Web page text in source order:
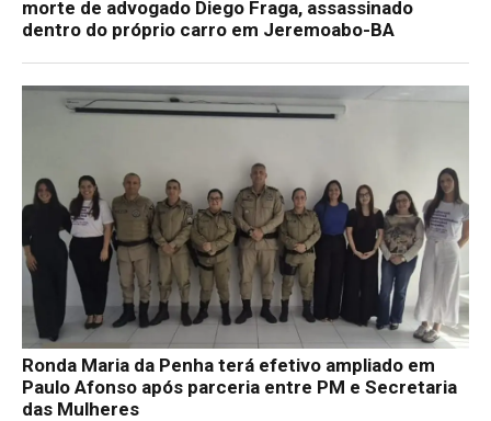
morte de advogado Diego Fraga, assassinado
dentro do próprio carro em Jeremoabo-BA
Ronda Maria da Penha terá efetivo ampliado em
Paulo Afonso após parceria entre PM e Secretaria
das Mulheres